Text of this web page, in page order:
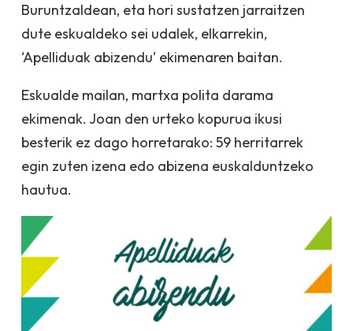
Buruntzaldean, eta hori sustatzen jarraitzen
dute eskualdeko sei udalek, elkarrekin,
‘Apelliduak abizendu’ ekimenaren baitan.
Eskualde mailan, martxa polita darama
ekimenak. Joan den urteko kopurua ikusi
besterik ez dago horretarako: 59 herritarrek
egin zuten izena edo abizena euskalduntzeko
hautua.